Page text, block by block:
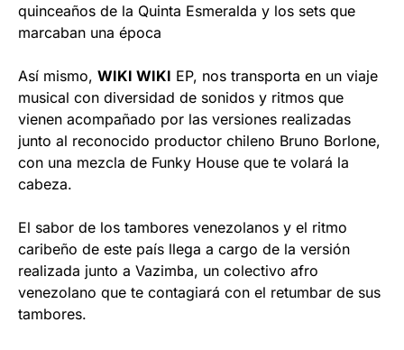
quinceaños de la Quinta Esmeralda y los sets que
marcaban una época
Así mismo, WIKI WIKI EP, nos transporta en un viaje
musical con diversidad de sonidos y ritmos que
vienen acompañado por las versiones realizadas
junto al reconocido productor chileno Bruno Borlone,
con una mezcla de Funky House que te volará la
cabeza.
El sabor de los tambores venezolanos y el ritmo
caribeño de este país llega a cargo de la versión
realizada junto a Vazimba, un colectivo afro
venezolano que te contagiará con el retumbar de sus
tambores.